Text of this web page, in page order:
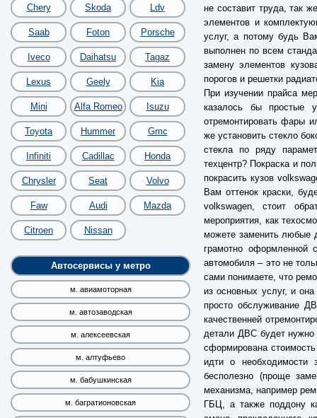
Chery Skoda Ldv
Saab Foton Porsche
Iveco Daihatsu Tagaz
Lexus Geely Kia
Mini Alfa Romeo Isuzu
Toyota Hummer Gmc
Infiniti Cadillac Honda
Chrysler Seat Volvo
Faw Audi Mazda
Citroen Nissan
Автосервисы у метро
м. авиамоторная
м. автозаводская
м. алексеевская
м. алтуфьево
м. бабушкинская
м. багратионовская
не составит труда, так
элементов и
услуг, а потому будь
выполнен по всем
замену элементов
порогов и решетки
При изучении прайса
казалось бы простые
отремонтировать фары
же установить стекло
стекла по ряду
техцентр? Покраска и
покрасить кузов
Вам оттенок краски,
volkswagen, стоит
мероприятия, как
можете заменить любые
грамотно оформленной
автомобиля – это не
сами понимаете, что
из основных услуг, и
просто обслуживание
качественней
детали ДВС будет нужно
сформирована
идти о необходимости
бесполезно (проще
механизма, например
ГБЦ, а также поддону